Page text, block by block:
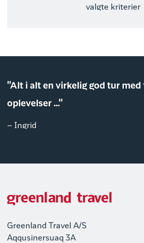
valgte kriterier
"Alt i alt en virkelig god tur med
oplevelser ..."
– Ingrid
Greenland Travel A/S
Aqqusinersuaq 3A